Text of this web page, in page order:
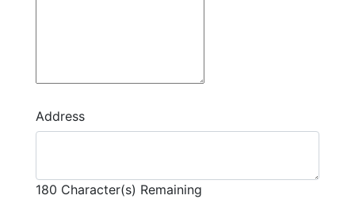
Address
180 Character(s) Remaining